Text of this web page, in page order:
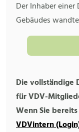
Der Inhaber
Gebäudes
Die vollständige
für VDV-
Wenn Sie
VDVintern